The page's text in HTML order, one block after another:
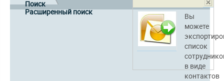
Вы
можете
список
в виде
контактов
Поиск
Расширенный поиск